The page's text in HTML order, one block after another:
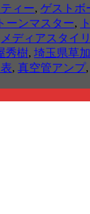
ィー, ゲストボ
トーンマスター,
メディアスタイ
秀樹, 埼玉県草
, 真空管アンプ,